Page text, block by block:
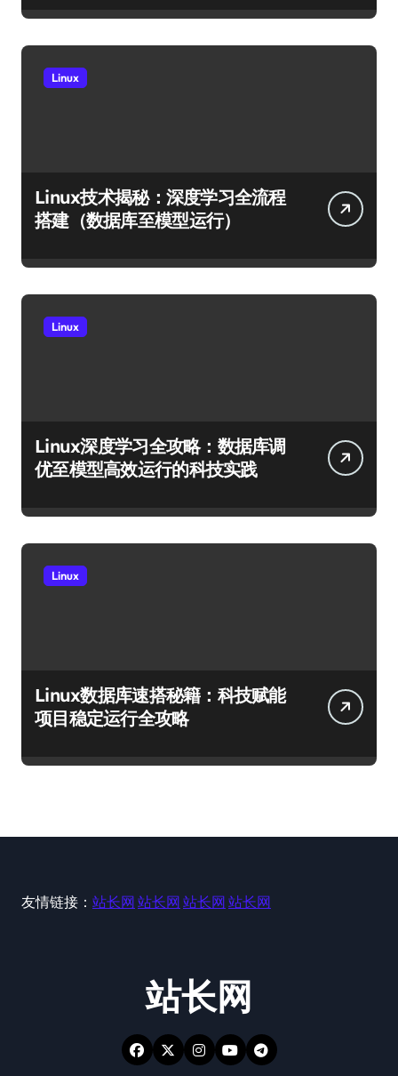
Linux
Linux技术揭秘：深度学习全流程
搭建（数据库至模型运行）
Linux
Linux深度学习全攻略：数据库调
优至模型高效运行的科技实践
Linux
Linux数据库速搭秘籍：科技赋能
项目稳定运行全攻略
友情链接： 站长网 站长网 站长网 站长网
站长网